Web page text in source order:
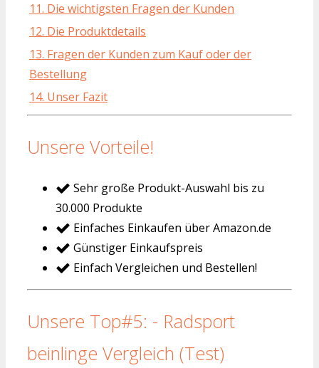
11. Die wichtigsten Fragen der Kunden
12. Die Produktdetails
13. Fragen der Kunden zum Kauf oder der
Bestellung
14. Unser Fazit
Unsere Vorteile!
Sehr große Produkt-Auswahl bis zu
30.000 Produkte
Einfaches Einkaufen über Amazon.de
Günstiger Einkaufspreis
Einfach Vergleichen und Bestellen!
Unsere Top#5: - Radsport
beinlinge Vergleich (Test)